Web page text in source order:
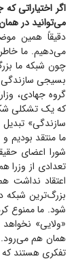
اگر اختیاراتی
می‌توانید در
دقیقاً همین
می‌دهیم. ما
چون شبکه ما
بسیجی
گروه جهادی،
که یک تشکلی
سازندگی»
ما منتقد
شورا اعضای
تعدادی از وزرا
اعتقاد نداشت
بزرگ‌ترین شبکه
شود. ما ممنوع
«ولایی»
همان هم می‌رود.
تفکری هستند که